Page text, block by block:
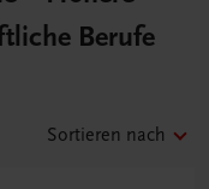
Berufe
Sortieren nach